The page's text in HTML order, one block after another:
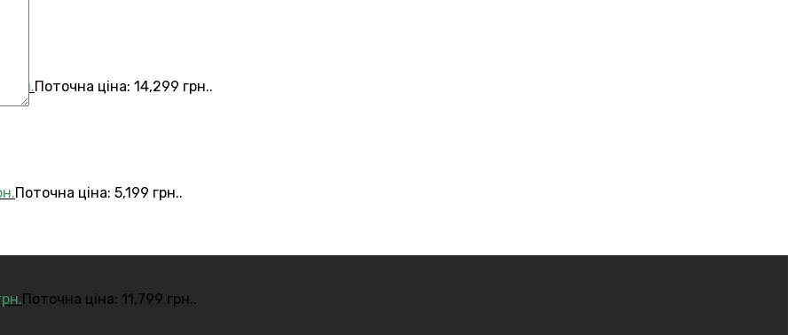
грн.Поточна ціна: 14,299 грн..
Поточна ціна: 5,199 грн..
Поточна ціна: 11,799 грн..